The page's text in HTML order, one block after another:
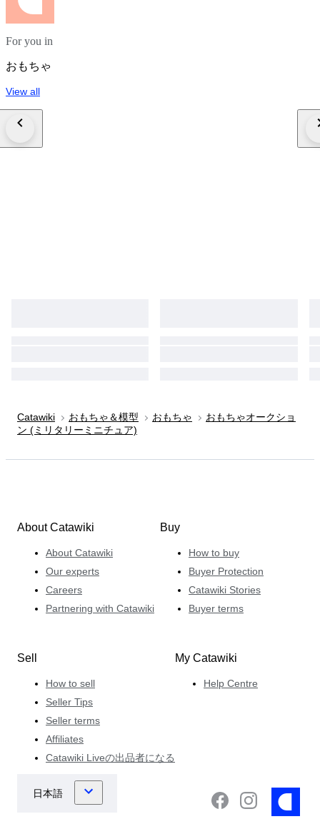
For you in
おもちゃ
View all
Catawiki おもちゃ＆模型 おもちゃ
おもちゃオークショ
ン (ミリタリーミニチュア)
About Catawiki
About Catawiki
Our experts
Careers
Partnering with Catawiki
Buy
How to buy
Buyer Protection
Catawiki Stories
Buyer terms
Sell
How to sell
Seller Tips
Seller terms
Affiliates
Catawiki Liveの出品者になる
My Catawiki
Help Centre